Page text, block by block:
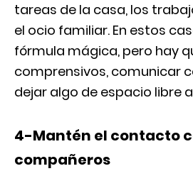
tareas de la casa, los
el ocio familiar. En estos
fórmula mágica, pero hay
comprensivos, comunicar
dejar algo de espacio libre
4-Mantén el contacto
compañeros